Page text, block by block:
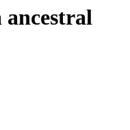
ancestral